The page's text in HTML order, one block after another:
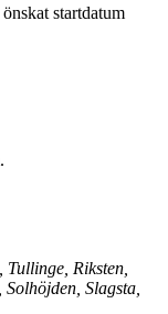
startdatum
Riksten,
Slagsta,